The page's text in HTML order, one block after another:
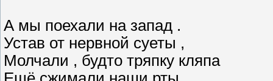
А мы поехали на запад .
Устав от нервной суеты ,
Молчали , будто тряпку кляпа